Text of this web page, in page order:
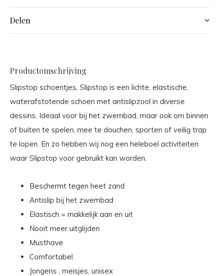
Delen
Productomschrijving
Slipstop schoentjes, Slipstop is een lichte, elastische,
waterafstotende schoen met antislipzool in diverse
dessins. Ideaal voor bij het zwembad, maar ook om binnen
of buiten te spelen, mee te douchen, sporten of veilig trap
te lopen. En zo hebben wij nog een heleboel activiteiten
waar Slipstop voor gebruikt kan worden.
Beschermt tegen heet zand
Antislip bij het zwembad
Elastisch = makkelijk aan en uit
Nooit meer uitglijden
Musthave
Comfortabel
Jongens , meisjes, unisex